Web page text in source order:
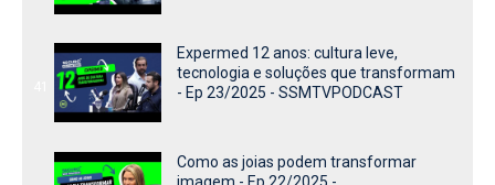
Expermed 12 anos: cultura leve,
tecnologia e soluções que transformam
- Ep 23/2025 - SSMTVPODCAST
Como as joias podem transformar